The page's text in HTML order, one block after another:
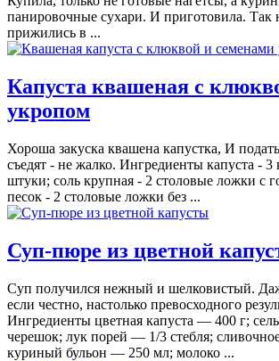
панировочные сухари. И приготовила. Так
прижились в ...
Капуста квашеная с
укропом
Хороша закуска квашена капустка, И
съедят - не жалко. Ингредиенты капуста - 3
штуки; соль крупная - 2 столовые ложки с
песок - 2 столовые ложки без ...
Суп-пюре из цветной
Суп получился нежный и шелковистый.
если честно, настолько превосходного
Ингредиенты цветная капуста — 400 г;
черешок; лук порей — 1/3 стебля;
куриный бульон — 250 мл; молоко ...